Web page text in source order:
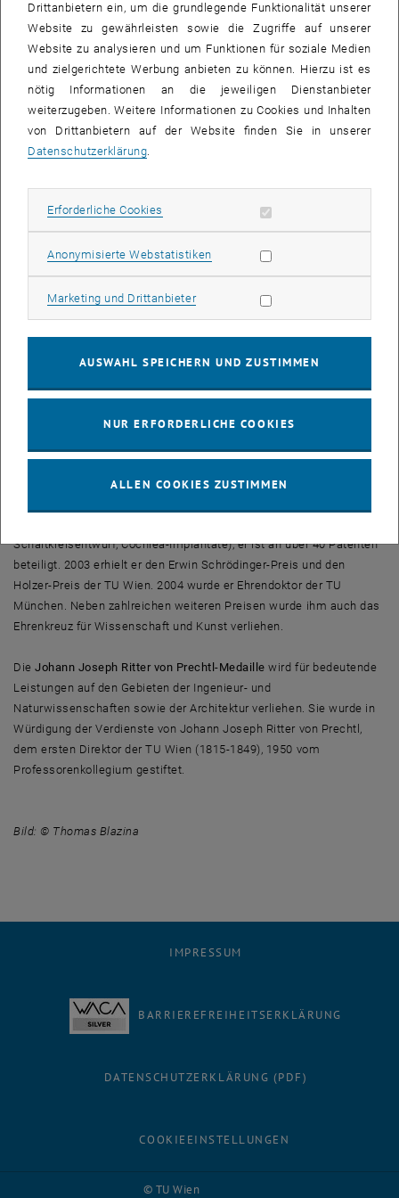
MED-EL ist mittlerweile Marktführer auf dem Gebiet der
Hörimplantate mit einem weltweiten Firmennetz. Am Hauptstandort
in Innsbruck sind nahezu 2.000 Mitarbeiterinnen in der Forschung,
Entwicklung und Produktion beschäftigt.
Doppelkarriere in Wissenschaft und Wirtschaft
Ingeborg Hochmair-Desoyer
Ehrenzeichen des Landes Tirol. 1998 habilitierte sie sich an der TU
Wien für das Fach "Medizintechnik. 2004 wurde sie Ehrendoktorin
der TU München und 2010 der Medizinischen Fakultät der
Universität Innsbruck. 2013 erhielt sie mit Graeme Clark und Blake
S. Wilson den Lasker DeBakey Clinical Medical Research Award. Sie
ist Ehrenmitglied der Deutschen Gesellschaft für Audiologie. Neben
zahlreichen anderen Preisen wurde ihr 2014 der Wittgenstein-Preis
der Österreichischen Forschungsgemeinschaft (ÖFG) verliehen.
Erwin Hochmairhabilitierte sich 1980 in Elektronik (einschließlich
Anwendungen in der Medizin). 1985 wurde er ordentlicher Professor
Innsbruck. 1993 bis 1995 war er Dekan der naturwissenschaftlichen
Fakultät, von 1995 bis 2006 leitete er das Institut für Angewandte
Schaltkreisentwurf, Cochlea-Implantate), er ist an über 40 Patenten
beteiligt. 2003 erhielt er den Erwin Schrödinger-Preis und den
Holzer-Preis der TU Wien. 2004 wurde er Ehrendoktor der TU
München. Neben zahlreichen weiteren Preisen wurde ihm auch das
Ehrenkreuz für Wissenschaft und Kunst verliehen.
DieJohann Joseph Ritter von Prechtl-Medaillewird für bedeutende
Leistungen auf den Gebieten der Ingenieur- und
Naturwissenschaften sowie der Architektur verliehen. Sie wurde in
Würdigung der Verdienste von Johann Joseph Ritter von Prechtl,
dem ersten Direktor der TU Wien (1815-1849), 1950 vom
Professorenkollegium gestiftet.
Bild: © Thomas Blazina
© TU Wien
IMPRESSUM
BARRIEREFREIHEITSERKLÄRUNG
DATENSCHUTZERKLÄRUNG (PDF)
COOKIEEINSTELLUNGEN
Drittanbietern ein, um die grundlegende Funktionalität unserer
Website zu gewährleisten sowie die Zugriffe auf unserer
Website zu analysieren und um Funktionen für soziale Medien
und zielgerichtete Werbung anbieten zu können. Hierzu ist es
nötig Informationen an die jeweiligen Dienstanbieter
weiterzugeben. Weitere Informationen zu Cookies und Inhalten
von Drittanbietern auf der Website finden Sie in unserer
Datenschutzerklärung
Erforderliche Cookies Erforderliche Cookies zulassen
Anonymisierte WebstatistikenStatistik Cookies zulassen
Marketing und DrittanbieterMarketing Cookies zulassen
AUSWAHL SPEICHERN UND ZUSTIMMEN
NUR ERFORDERLICHE COOKIES
ALLEN COOKIES ZUSTIMMEN